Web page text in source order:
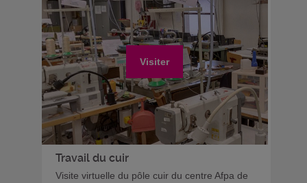
Visiter
Travail du cuir
Visite virtuelle du pôle cuir du centre Afpa de